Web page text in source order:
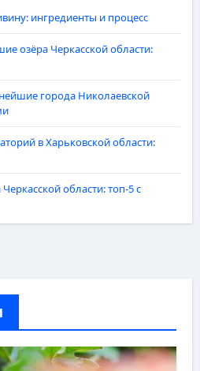
ингредиенты и процесс
озёра Черкасской области:
города Николаевской
в Харьковской области:
области: топ-5 с